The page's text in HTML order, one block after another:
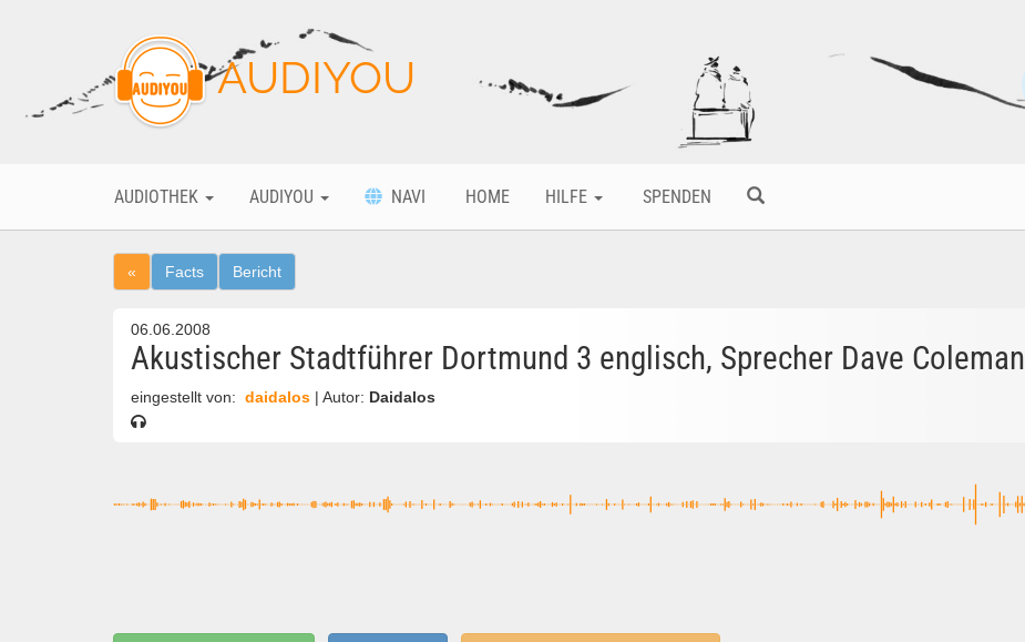
AUDIYOU
AUDIOTHEK AUDIYOU NAVI HOME HILFE SPENDEN
« Facts Bericht
06.06.2008
Akustischer Stadtführer Dortmund 3 englisch, Sprecher Dave Coleman
eingestellt von: daidalos | Autor: Daidalos